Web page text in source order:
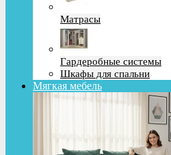
Матрасы
Гардеробные системы
Шкафы для спальни
Мягкая мебель